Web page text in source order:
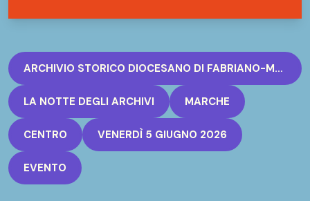
ARCHIVIO STORICO DIOCESANO DI FABRIANO-MATELICA
LA NOTTE DEGLI ARCHIVI MARCHE
CENTRO VENERDÌ 5 GIUGNO 2026
EVENTO
Dott.ssa Maya Cordì, che ha accompagnato i
ragazzi nella progettazione e nella realizzazione del
prodotto narrativo e divulgativo.